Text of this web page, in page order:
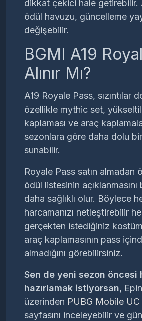
dikkat çekici hale getirebilir.
ödül havuzu, güncelleme
değişebilir.
BGMI A19
Alınır Mı?
A19 Royale Pass, sızıntılar
özellikle mythic set,
kaplaması ve araç
sezonlara göre daha dolu
sunabilir.
Royale Pass satın almadan
ödül listesinin
daha sağlıklı olur. Böylece
harcamanızı netleştirebilir
gerçekten istediğiniz
araç kaplamasının pass
almadığını görebilirsiniz.
Sen de yeni sezon öncesi
hazırlamak istiyorsan,
üzerinden PUBG Mobile UC
sayfasını inceleyebilir ve